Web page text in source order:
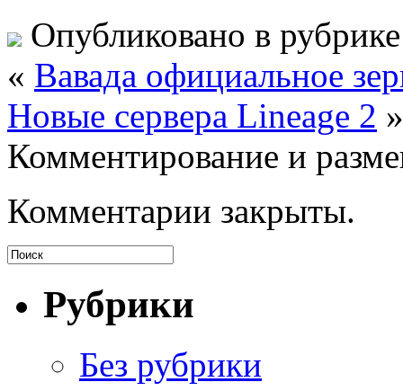
Опубликовано в
« Вавада официальное
Новые сервера Lineage 2 »
Комментирование и
Комментарии закрыты.
Рубрики
Без рубрики